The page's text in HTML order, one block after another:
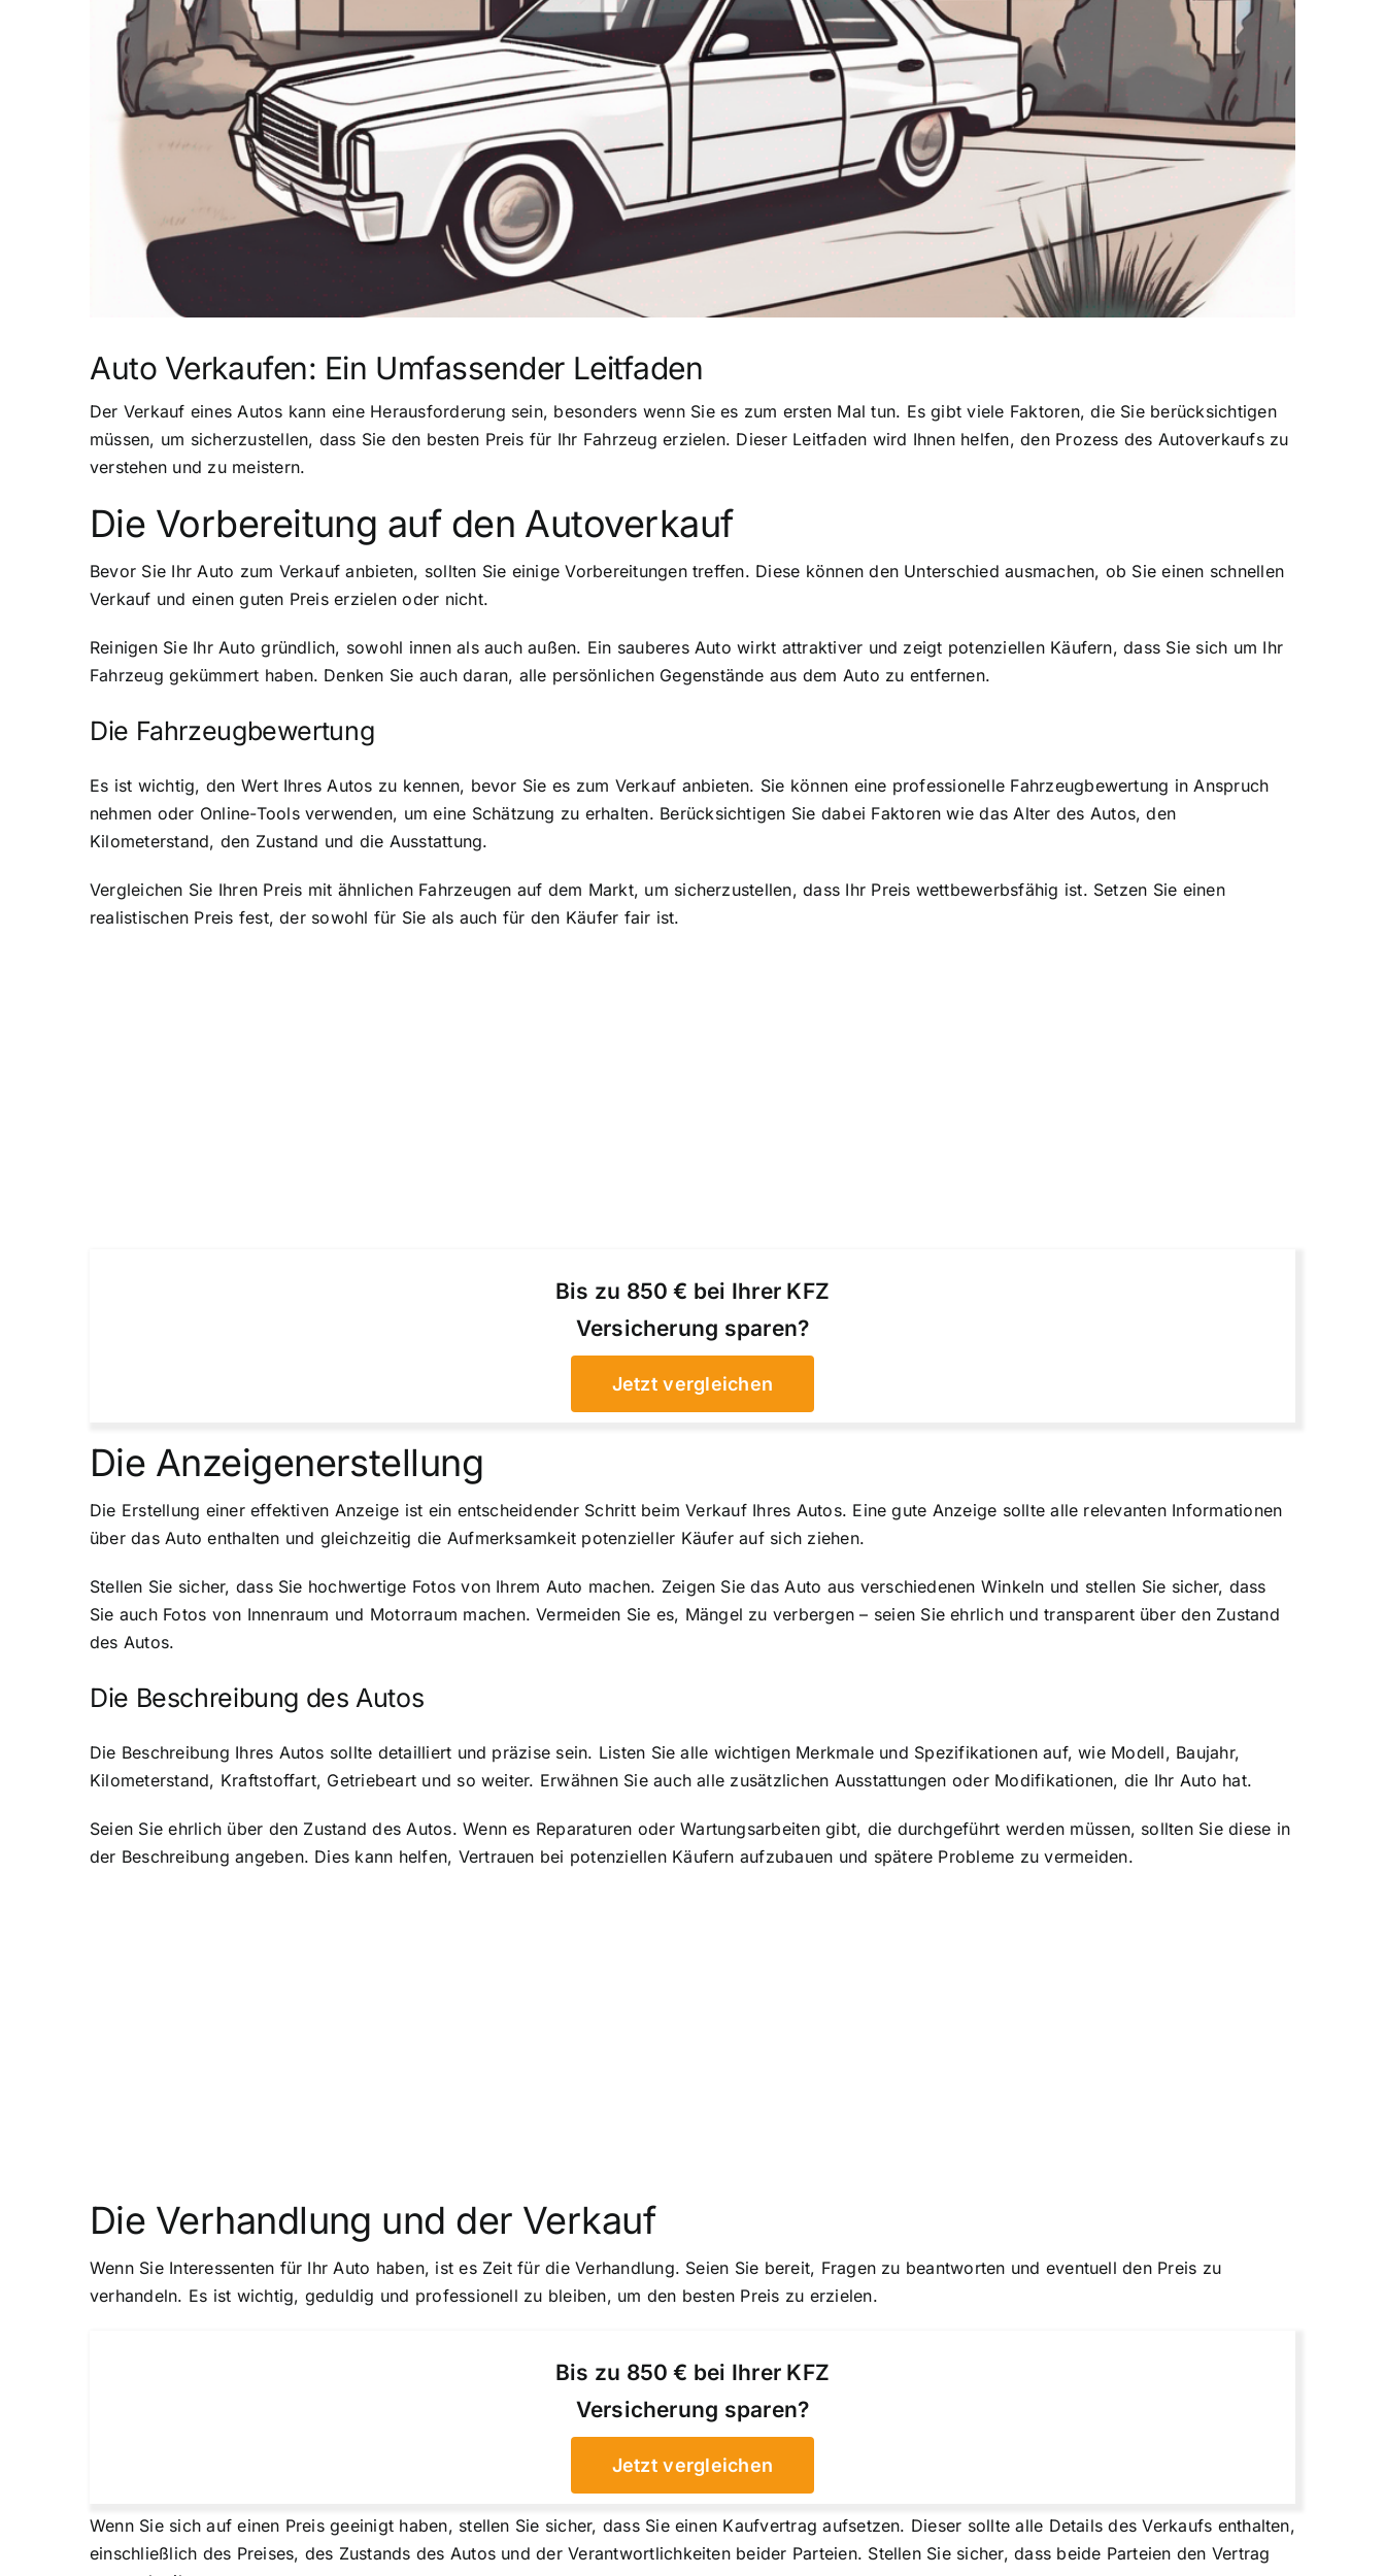
Auto Verkaufen: Ein Umfassender Leitfaden
Der Verkauf eines Autos kann eine Herausforderung sein, besonders wenn Sie es zum ersten Mal tun. Es gibt viele Faktoren, die Sie berücksichtigen
müssen, um sicherzustellen, dass Sie den besten Preis für Ihr Fahrzeug erzielen. Dieser Leitfaden wird Ihnen helfen, den Prozess des Autoverkaufs zu
verstehen und zu meistern.
Die Vorbereitung auf den Autoverkauf
Bevor Sie Ihr Auto zum Verkauf anbieten, sollten Sie einige Vorbereitungen treffen. Diese können den Unterschied ausmachen, ob Sie einen schnellen
Verkauf und einen guten Preis erzielen oder nicht.
Reinigen Sie Ihr Auto gründlich, sowohl innen als auch außen. Ein sauberes Auto wirkt attraktiver und zeigt potenziellen Käufern, dass Sie sich um Ihr
Fahrzeug gekümmert haben. Denken Sie auch daran, alle persönlichen Gegenstände aus dem Auto zu entfernen.
Die Fahrzeugbewertung
Es ist wichtig, den Wert Ihres Autos zu kennen, bevor Sie es zum Verkauf anbieten. Sie können eine professionelle Fahrzeugbewertung in Anspruch
nehmen oder Online-Tools verwenden, um eine Schätzung zu erhalten. Berücksichtigen Sie dabei Faktoren wie das Alter des Autos, den
Kilometerstand, den Zustand und die Ausstattung.
Vergleichen Sie Ihren Preis mit ähnlichen Fahrzeugen auf dem Markt, um sicherzustellen, dass Ihr Preis wettbewerbsfähig ist. Setzen Sie einen
realistischen Preis fest, der sowohl für Sie als auch für den Käufer fair ist.
Bis zu 850 € bei Ihrer KFZ
Versicherung sparen?
Jetzt vergleichen
Die Anzeigenerstellung
Die Erstellung einer effektiven Anzeige ist ein entscheidender Schritt beim Verkauf Ihres Autos. Eine gute Anzeige sollte alle relevanten Informationen
über das Auto enthalten und gleichzeitig die Aufmerksamkeit potenzieller Käufer auf sich ziehen.
Stellen Sie sicher, dass Sie hochwertige Fotos von Ihrem Auto machen. Zeigen Sie das Auto aus verschiedenen Winkeln und stellen Sie sicher, dass
Sie auch Fotos von Innenraum und Motorraum machen. Vermeiden Sie es, Mängel zu verbergen – seien Sie ehrlich und transparent über den Zustand
des Autos.
Die Beschreibung des Autos
Die Beschreibung Ihres Autos sollte detailliert und präzise sein. Listen Sie alle wichtigen Merkmale und Spezifikationen auf, wie Modell, Baujahr,
Kilometerstand, Kraftstoffart, Getriebeart und so weiter. Erwähnen Sie auch alle zusätzlichen Ausstattungen oder Modifikationen, die Ihr Auto hat.
Seien Sie ehrlich über den Zustand des Autos. Wenn es Reparaturen oder Wartungsarbeiten gibt, die durchgeführt werden müssen, sollten Sie diese in
der Beschreibung angeben. Dies kann helfen, Vertrauen bei potenziellen Käufern aufzubauen und spätere Probleme zu vermeiden.
Die Verhandlung und der Verkauf
Wenn Sie Interessenten für Ihr Auto haben, ist es Zeit für die Verhandlung. Seien Sie bereit, Fragen zu beantworten und eventuell den Preis zu
verhandeln. Es ist wichtig, geduldig und professionell zu bleiben, um den besten Preis zu erzielen.
Bis zu 850 € bei Ihrer KFZ
Versicherung sparen?
Jetzt vergleichen
Wenn Sie sich auf einen Preis geeinigt haben, stellen Sie sicher, dass Sie einen Kaufvertrag aufsetzen. Dieser sollte alle Details des Verkaufs enthalten,
einschließlich des Preises, des Zustands des Autos und der Verantwortlichkeiten beider Parteien. Stellen Sie sicher, dass beide Parteien den Vertrag